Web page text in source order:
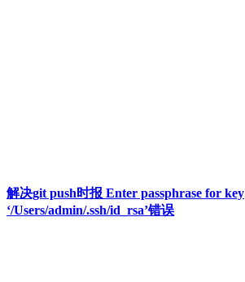
解决git push时报 Enter passphrase for key
‘/Users/admin/.ssh/id_rsa’错误